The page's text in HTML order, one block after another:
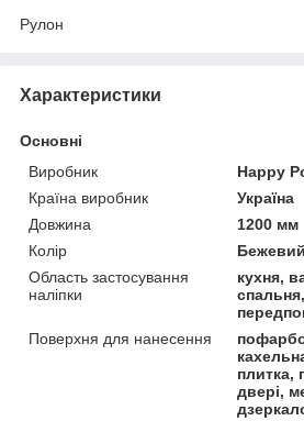
Рулон
Характеристики
Основні
Виробник
Happy
Країна виробник
Україна
Довжина
1200 мм
Колір
Бежевий
Область застосування
наліпки
кухня,
Поверхня для нанесення
плитка,
двері,